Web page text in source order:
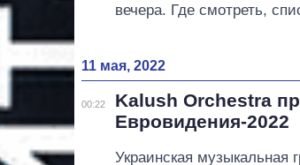
вечера. Где смотреть,
11 мая, 2022
00:22
Kalush Orchestra
Евровидения-2022
Украинская музыкальная